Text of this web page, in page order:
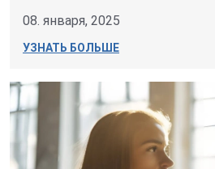
08. января, 2025
УЗНАТЬ БОЛЬШЕ